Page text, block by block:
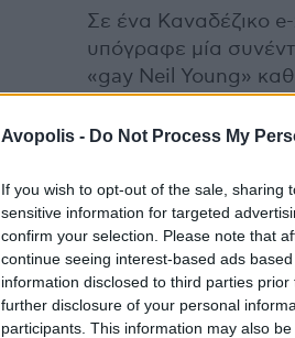
Avopolis - Do Not Process My
If you wish to opt-out of the sale, sharing
sensitive information for targeted
confirm your selection. Please note that
continue seeing interest-based ads
information disclosed to third parties
further disclosure of your personal
participants. This information may also
Σε ένα Καναδέζικο
υπόγραφε μία
«gay Neil Young»
Bowie».
τόσο πολύ, αφού τον
πολύ από την
δαιδαλώδη
εμείς οι απλοί
να ξεπεράσουμε την
Night”, βλέποντας
σιγουριά της folk